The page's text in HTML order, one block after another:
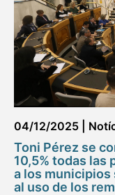
04/12/2025
Toni Pérez se
10,5% todas las
a los municipios
al uso de los